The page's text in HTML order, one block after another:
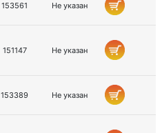
153561 Не указан
151147 Не указан
153389 Не указан